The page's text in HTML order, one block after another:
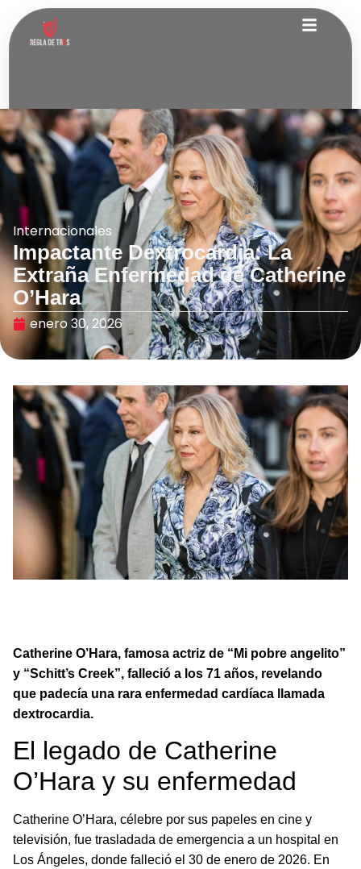
Internacionales
Impactante Dextrocardia: La
Extraña Enfermedad de Catherine
O’Hara
enero 30, 2026
Catherine O’Hara, famosa actriz de “Mi pobre angelito”
y “Schitt’s Creek”, falleció a los 71 años, revelando
que padecía una rara enfermedad cardíaca llamada
dextrocardia.
El legado de Catherine
O’Hara y su enfermedad
Catherine O’Hara, célebre por sus papeles en cine y
televisión, fue trasladada de emergencia a un hospital en
Los Ángeles, donde falleció el 30 de enero de 2026. En